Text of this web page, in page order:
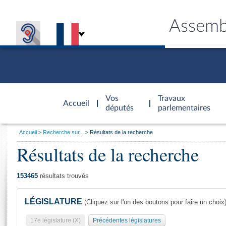
Accueil
d'accueil
Vos
députés
Travaux
parlementaires
Général
Vous
Accueil Recherche sur... Résultats de la recherche
Résultats de la recherche
153465 résultats trouvés
LÉGISLATURE (Cliquez sur l'un des boutons pour faire un choix)
17e législature (X) Précédentes législatures